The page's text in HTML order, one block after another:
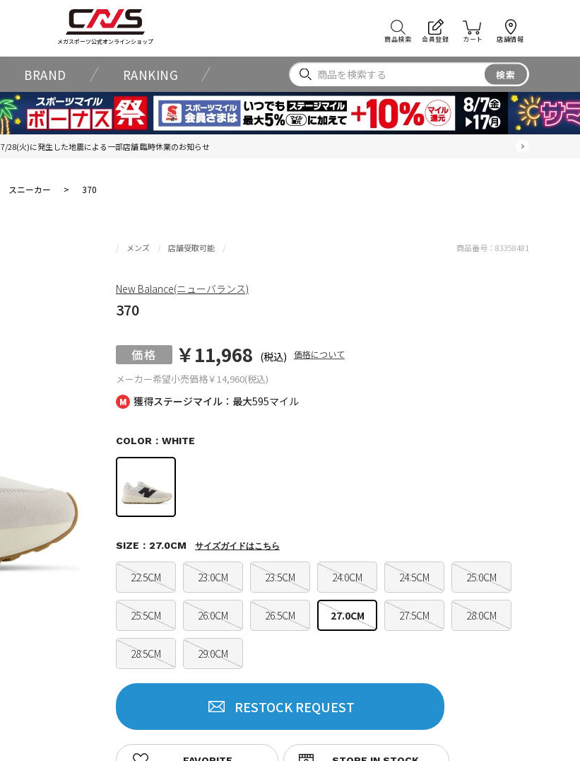
メガスポーツ公式オンラインショップ 商品検索 会員登録 カート 店舗情報
BRAND RANKING 検索
7/28(火)に発生した地震による一部店舗 臨時休業のお知らせ
スニーカー >
370
獲得ステージマイル：最大595マイル
メンズ 店舗受取可能
370
メーカー希望小売価格￥14,960(税込)
￥11,968 (税込) 価格について
COLOR：WHITE
22.5CM 23.0CM 23.5CM 24.0CM 24.5CM 25.0CM
25.5CM 26.0CM 26.5CM 27.0CM 27.5CM 28.0CM
28.5CM 29.0CM
SIZE：27.0CM サイズガイドはこちら
RESTOCK REQUEST
商品番号： 83358481
New Balance(ニューバランス)